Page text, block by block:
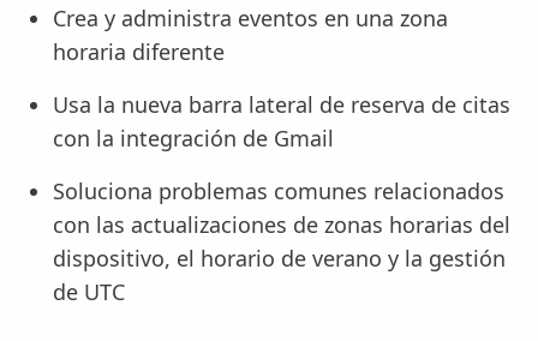
Crea y administra eventos en una zona
horaria diferente
Usa la nueva barra lateral de reserva de citas
con la integración de Gmail
Soluciona problemas comunes relacionados
con las actualizaciones de zonas horarias del
dispositivo, el horario de verano y la gestión
de UTC